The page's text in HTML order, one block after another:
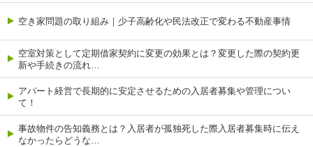
空き家問題の取り組み｜少子高齢化や民法改正で変わる不動産事情
空室対策として定期借家契約に変更の効果とは？変更した際の契約更
新や手続きの流れ…
アパート経営で長期的に安定させるための入居者募集や管理につい
て！
事故物件の告知義務とは？入居者が孤独死した際入居者募集時に伝え
なかったらどうな…